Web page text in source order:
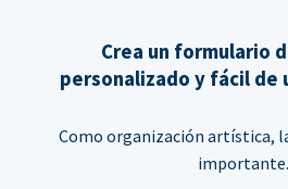
Crea un formulario
personalizado y fácil de
Como organización artística,
importante.